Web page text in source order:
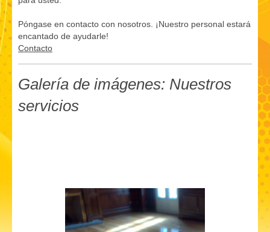
Póngase en contacto con nosotros. ¡Nuestro personal estará
encantado de ayudarle!
Contacto
Galería de imágenes: Nuestros
servicios